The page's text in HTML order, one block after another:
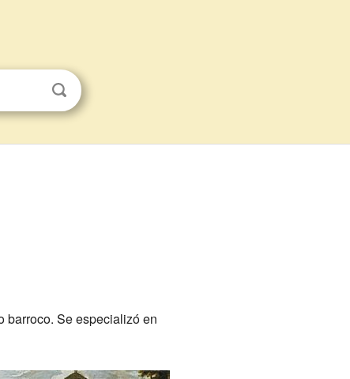
barroco. Se especializó en